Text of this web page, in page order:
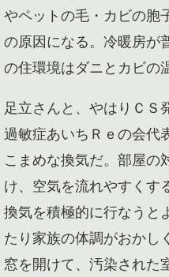
やペットの毛・カビの胞
の原因になる。冷暖房が
の住環境はダニとカビの
足立さんと、やはりＣＳ
過敏症あいちＲｅの会代
こまめな換気だ。部屋の
け、空気を流れやすくす
換気を積極的に行なうと
たり家族の体調がおかし
窓を開けて、汚染された